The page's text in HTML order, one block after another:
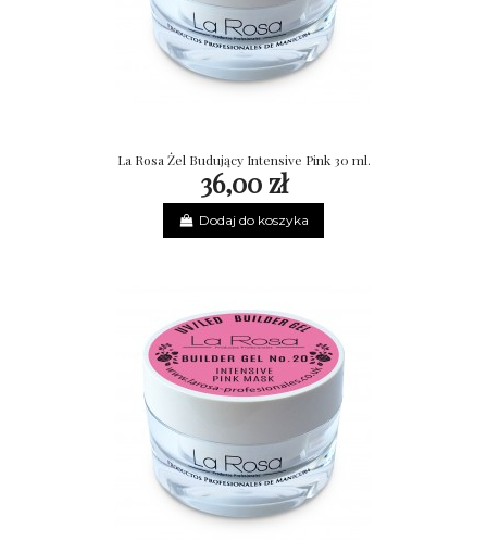
La Rosa Żel Budujący Intensive Pink 30 ml.
36,00 zł
Dodaj do koszyka